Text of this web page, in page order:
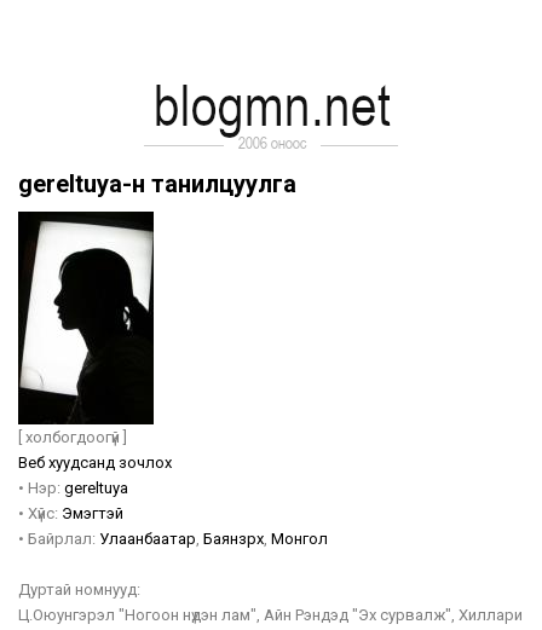
gereltuya-н танилцуулга
[ холбогдоогүй ]
Веб хуудсанд зочлох
• Нэр: gereltuya
• Хүйс: Эмэгтэй
• Байрлал: Улаанбаатар, Баянзүрх, Монгол
Дуртай номнууд:
Ц.Оюунгэрэл "Ногоон нүдэн лам", Айн Рэндэд "Эх сурвалж", Хиллари